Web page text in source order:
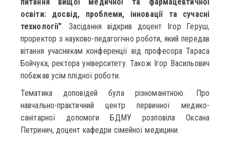
освіти: досвід, проблеми, інновації та сучасні
технології”. Засідання відкрив доцент Ігор Геруш,
проректор з науково-педагогічно роботи, який передав
вітання учасникам конференції від професора Тараса
Бойчука, ректора університету. Також Ігор Васильович
побажав усім плідної роботи.
Тематика доповідей була різноманітною. Про
навчально-практичний центр первинної медико-
санітарної допомоги БДМУ розповіла Оксана
Петринич, доцент кафедри сімейної медицини.